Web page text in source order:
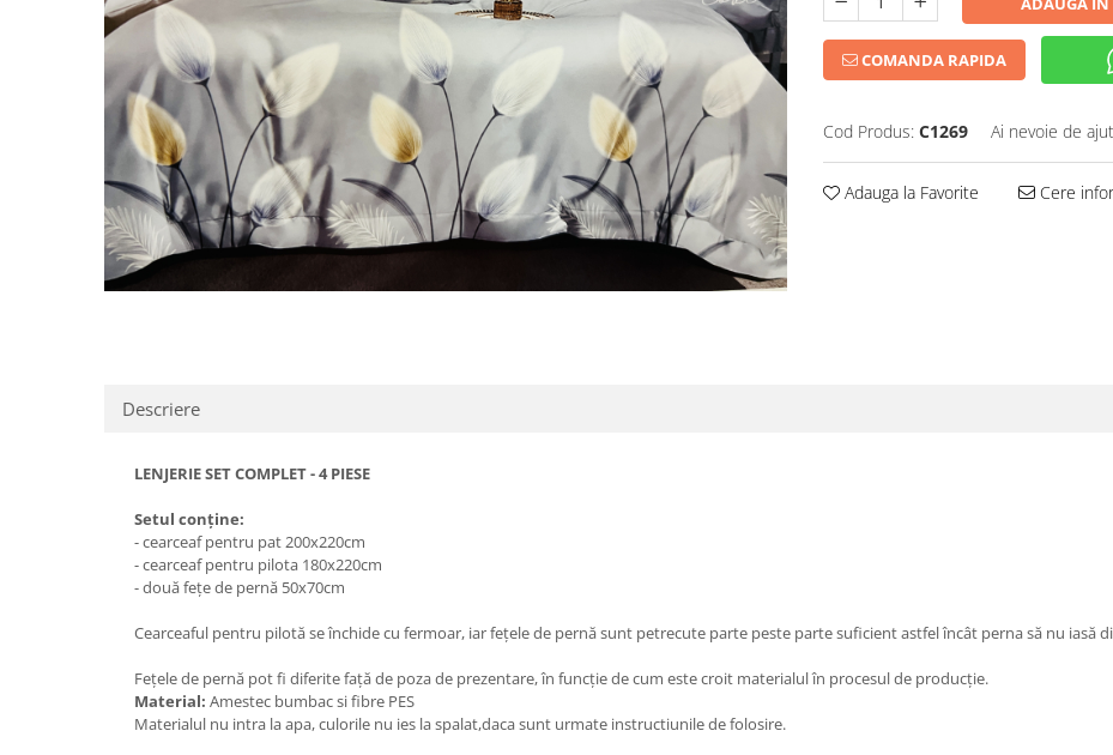
COMANDA RAPIDA
Cod Produs: C1269 Ai nevoie de
Adauga la Favorite Cere
Descriere
LENJERIE SET COMPLET - 4 PIESE
Setul conține:
- cearceaf pentru pat 200x220cm
- cearceaf pentru pilota 180x220cm
- două fețe de pernă 50x70cm
Cearceaful pentru pilotă se închide cu fermoar, iar fețele de pernă sunt petrecute parte peste parte suficient astfel încât perna să nu iasă
Fețele de pernă pot fi diferite față de poza de prezentare, în funcție de cum este croit materialul în procesul de producție.
Material: Amestec bumbac si fibre PES
Materialul nu intra la apa, culorile nu ies la spalat,daca sunt urmate instructiunile de folosire.